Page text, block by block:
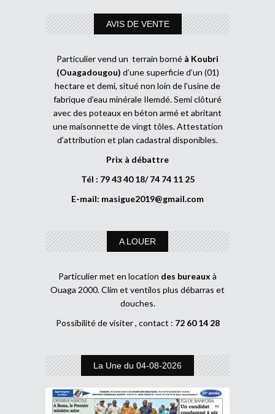
AVIS DE VENTE
Particulier vend un terrain borné à Koubri
(Ouagadougou) d’une superficie d’un (01)
hectare et demi, situé non loin de l’usine de
fabrique d’eau minérale Ilemdé. Semi clôturé
avec des poteaux en béton armé et abritant
une maisonnette de vingt tôles. Attestation
d’attribution et plan cadastral disponibles.
Prix à débattre
Tél : 79 43 40 18/ 74 74 11 25
E-mail: masigue2019@gmail.com
A LOUER
Particulier met en location des bureaux à
Ouaga 2000. Clim et ventilos plus débarras et
douches.
Possibilité de visiter , contact : 72 60 14 28
La Une du 04-08-2026